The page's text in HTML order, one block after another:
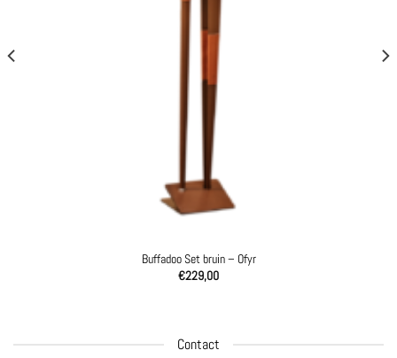
Buffadoo Set bruin – Ofyr
€229,00
Contact